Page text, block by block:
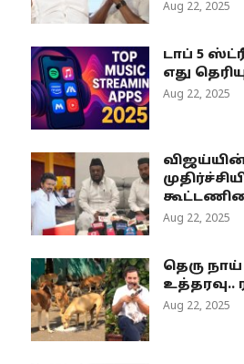
Aug 22, 2025
டாப் 5
எது
Aug 22, 2025
Aug 22, 2025
தெரு
உத்தரவு..
Aug 22, 2025